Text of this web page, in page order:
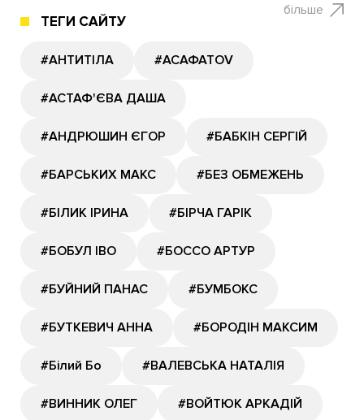
більше
ТЕГИ САЙТУ
#АНТИТІЛА #АСАФАТОV
#АСТАФ'ЄВА ДАША
#АНДРЮШИН ЄГОР #БАБКІН СЕРГІЙ
#БАРСЬКИХ МАКС #БЕЗ ОБМЕЖЕНЬ
#БІЛИК ІРИНА #БІРЧА ГАРІК
#БОБУЛ ІВО #БОССО АРТУР
#БУЙНИЙ ПАНАС #БУМБОКС
#БУТКЕВИЧ АННА #БОРОДІН МАКСИМ
#Білий Бо #ВАЛЕВСЬКА НАТАЛІЯ
#ВИННИК ОЛЕГ #ВОЙТЮК АРКАДІЙ